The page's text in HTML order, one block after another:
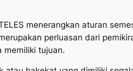
menerangkan aturan
perluasan dari
memiliki tujuan.